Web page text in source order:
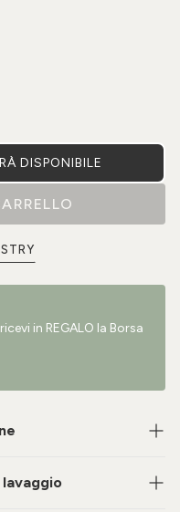
DISPONIBILE
in REGALO la Borsa